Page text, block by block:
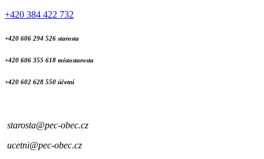
+420 384 422 732
+420 606 294 526 starosta
+420 606 355 618 místostarosta
+420 602 628 550 účetní
starosta@pec-obec.cz
ucetni@pec-obec.cz